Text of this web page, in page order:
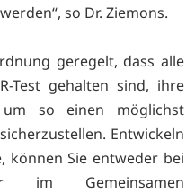
so Dr. Ziemons.
geregelt, dass alle
Test gehalten sind, ihre
so einen möglichst
Entwickeln
können Sie entweder bei
im Gemeinsamen